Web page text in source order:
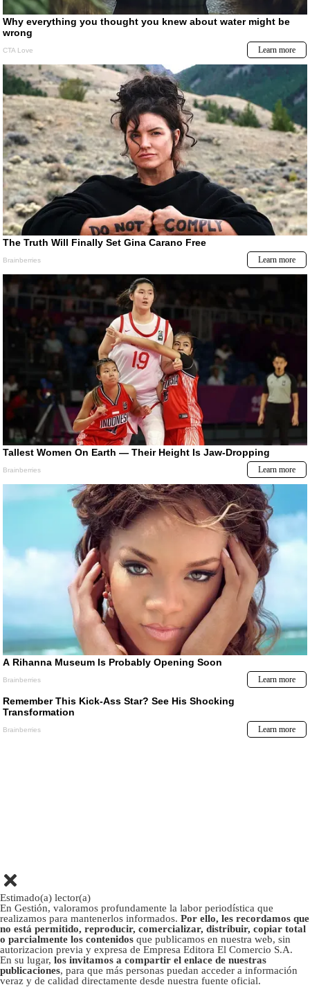
Estimado(a) lector(a)
En Gestión, valoramos profundamente la labor periodística que
realizamos para mantenerlos informados. Por ello, les recordamos que
no está permitido, reproducir, comercializar, distribuir, copiar total
o parcialmente los contenidos que publicamos en nuestra web, sin
autorizacion previa y expresa de Empresa Editora El Comercio S.A.
En su lugar, los invitamos a compartir el enlace de nuestras
publicaciones, para que más personas puedan acceder a información
veraz y de calidad directamente desde nuestra fuente oficial.